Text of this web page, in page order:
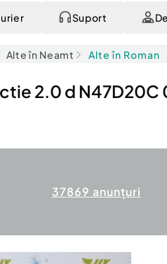
Suport
Alte în Neamt Alte în Roman
2.0 d N47D20C
37869 anunțuri